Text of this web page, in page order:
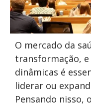
O mercado da
transformação,
dinâmicas é
liderar ou
Pensando nisso, o